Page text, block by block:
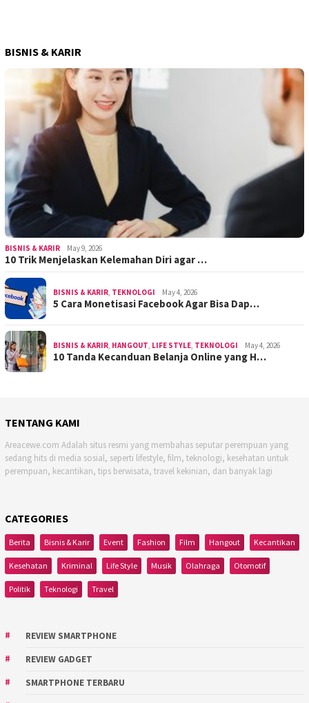
BISNIS & KARIR
BISNIS & KARIR May 9, 2026
10 Trik Menjelaskan Kelemahan Diri agar …
BISNIS & KARIR, TEKNOLOGI May 4, 2026
5 Cara Monetisasi Facebook Agar Bisa Dap…
BISNIS & KARIR, HANGOUT, LIFE STYLE, TEKNOLOGI May 4, 2026
10 Tanda Kecanduan Belanja Online yang H…
TENTANG KAMI
Areacewe.com Adalah situs resmi yang membahas seputar perempuan yang
sedang hits di media sosial, seperti lifestyle, film, teknologi, kesehatan untuk
perempuan, kecantikan, tips berwisata, travel kekinian, dan banyak lagi
CATEGORIES
Berita Bisnis & Karir Event Fashion Film Hangout Kecantikan
Kesehatan Kriminal Life Style Musik Olahraga Otomotif
Politik Teknologi Travel
REVIEW SMARTPHONE
REVIEW GADGET
SMARTPHONE TERBARU